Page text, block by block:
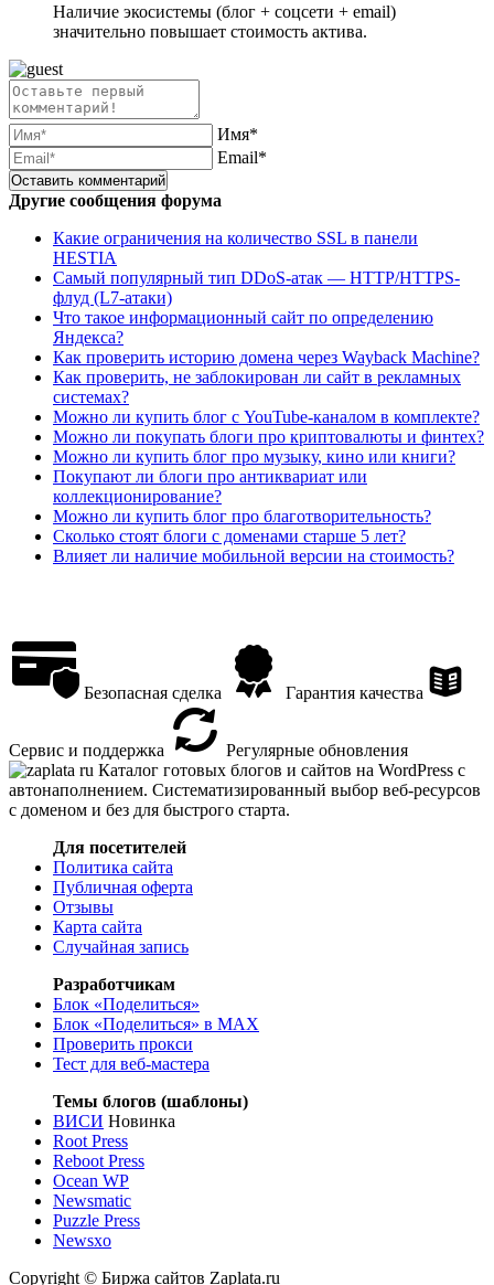
Наличие экосистемы (блог + соцсети + email)
значительно повышает стоимость актива.
Имя*
Email*
Другие сообщения форума
Какие ограничения на количество SSL в панели
HESTIA
Самый популярный тип DDoS-атак — HTTP/HTTPS-
флуд (L7-атаки)
Что такое информационный сайт по определению
Яндекса?
Как проверить историю домена через Wayback Machine?
Как проверить, не заблокирован ли сайт в рекламных
системах?
Можно ли купить блог с YouTube-каналом в комплекте?
Можно ли покупать блоги про криптовалюты и финтех?
Можно ли купить блог про музыку, кино или книги?
Покупают ли блоги про антиквариат или
коллекционирование?
Можно ли купить блог про благотворительность?
Сколько стоят блоги с доменами старше 5 лет?
Влияет ли наличие мобильной версии на стоимость?
Безопасная сделка Гарантия качества
Сервис и поддержка
Регулярные обновления
Каталог готовых блогов и сайтов на WordPress с
автонаполнением. Систематизированный выбор веб-ресурсов
с доменом и без для быстрого старта.
Для посетителей
Политика сайта
Публичная оферта
Отзывы
Карта сайта
Случайная запись
Разработчикам
Блок «Поделиться»
Блок «Поделиться» в MAX
Проверить прокси
Тест для веб-мастера
Темы блогов (шаблоны)
ВИСИ Новинка
Root Press
Reboot Press
Ocean WP
Newsmatic
Puzzle Press
Newsxo
Copyright © Биржа сайтов Zaplata.ru